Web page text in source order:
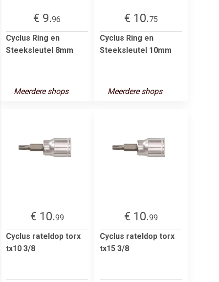
€ 9.96
Cyclus Ring en
Steeksleutel 8mm
Meerdere shops
€ 10.75
Cyclus Ring en
Steeksleutel 10mm
Meerdere shops
€ 10.99
Cyclus rateldop torx
tx10 3/8
€ 10.99
Cyclus rateldop torx
tx15 3/8